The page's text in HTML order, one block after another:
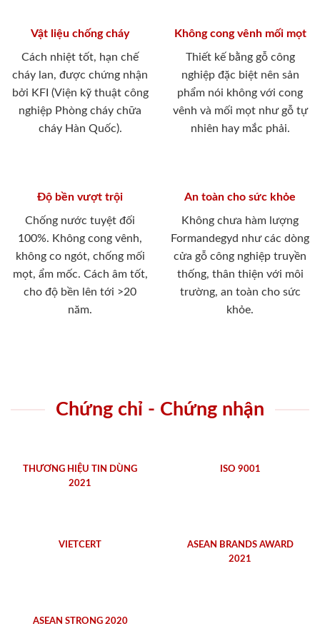
Vật liệu chống cháy
Cách nhiệt tốt, hạn chế
cháy lan, được chứng nhận
bởi KFI (Viện kỹ thuật công
nghiệp Phòng cháy chữa
cháy Hàn Quốc).
Không cong vênh mối mọt
Thiết kế bằng gỗ công
nghiệp đặc biệt nên sản
phẩm nói không với cong
vênh và mối mọt như gỗ tự
nhiên hay mắc phải.
Độ bền vượt trội
Chống nước tuyệt đối
100%. Không cong vênh,
không co ngót, chống mối
mọt, ẩm mốc. Cách âm tốt,
cho độ bền lên tới >20
năm.
An toàn cho sức khỏe
Không chưa hàm lượng
Formandegyd như các dòng
cửa gỗ công nghiệp truyền
thống, thân thiện với môi
trường, an toàn cho sức
khỏe.
Chứng chỉ - Chứng nhận
THƯƠNG HIỆU TIN DÙNG
2021
ISO 9001
VIETCERT
ASEAN BRANDS AWARD
2021
ASEAN STRONG 2020